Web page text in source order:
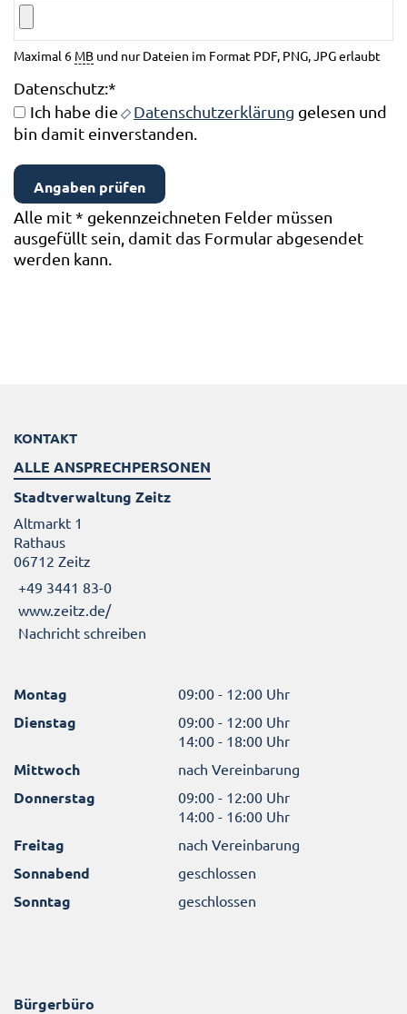
Maximal 6 MB und nur Dateien im Format PDF, PNG, JPG erlaubt
Datenschutz:*
Ich habe die
Datenschutzerklärung gelesen und
bin damit einverstanden.
Alle mit* gekennzeichneten Felder müssen
ausgefüllt sein, damit das Formular abgesendet
werden kann.
KONTAKT
ALLE ANSPRECHPERSONEN
Stadtverwaltung Zeitz
Altmarkt 1
Rathaus
06712 Zeitz
+49 3441 83-0
www.zeitz.de/
Nachricht schreiben
Montag 09:00 - 12:00 Uhr
Dienstag
09:00 - 12:00 Uhr
14:00 - 18:00 Uhr
Mittwoch nach Vereinbarung
Donnerstag
09:00 - 12:00 Uhr
14:00 - 16:00 Uhr
Freitag nach Vereinbarung
Sonnabend geschlossen
Sonntag geschlossen
Bürgerbüro